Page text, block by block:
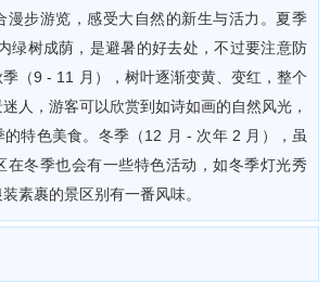
漫步游览，感受大自然的新生与活力。夏季
绿树成荫，是避暑的好去处，不过要注意防
（9 - 11 月），树叶逐渐变黄、变红，整个
人，游客可以欣赏到如诗如画的自然风光，
特色美食。冬季（12 月 - 次年 2 月），虽
在冬季也会有一些特色活动，如冬季灯光秀
素裹的景区别有一番风味。